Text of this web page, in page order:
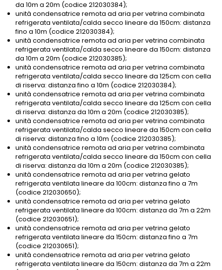
da 10m a 20m (codice 212030384);
unità condensatrice remota ad aria per vetrina combinata
refrigerata ventilata/calda secco lineare da 150cm: distanza
fino a 10m (codice 212030384);
unità condensatrice remota ad aria per vetrina combinata
refrigerata ventilata/calda secco lineare da 150cm: distanza
da 10m a 20m (codice 212030385);
unità condensatrice remota ad aria per vetrina combinata
refrigerata ventilata/calda secco lineare da 125cm con cella
di riserva: distanza fino a 10m (codice 212030384);
unità condensatrice remota ad aria per vetrina combinata
refrigerata ventilata/calda secco lineare da 125cm con cella
di riserva: distanza da 10m a 20m (codice 212030385);
unità condensatrice remota ad aria per vetrina combinata
refrigerata ventilata/calda secco lineare da 150cm con cella
di riserva: distanza fino a 10m (codice 212030385);
unità condensatrice remota ad aria per vetrina combinata
refrigerata ventilata/calda secco lineare da 150cm con cella
di riserva: distanza da 10m a 20m (codice 212030385);
unità condensatrice remota ad aria per vetrina gelato
refrigerata ventilata lineare da 100cm: distanza fino a 7m
(codice 212030650);
unità condensatrice remota ad aria per vetrina gelato
refrigerata ventilata lineare da 100cm: distanza da 7m a 22m
(codice 212030651);
unità condensatrice remota ad aria per vetrina gelato
refrigerata ventilata lineare da 150cm: distanza fino a 7m
(codice 212030651);
unità condensatrice remota ad aria per vetrina gelato
refrigerata ventilata lineare da 150cm: distanza da 7m a 22m